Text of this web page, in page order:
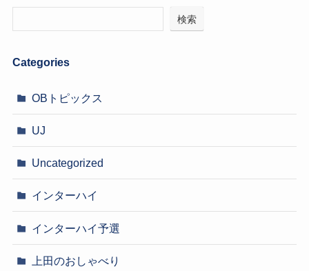
検索
Categories
OBトピックス
UJ
Uncategorized
インターハイ
インターハイ予選
上田のおしゃべり